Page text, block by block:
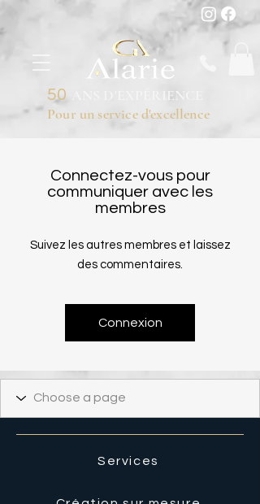
50
ANS D'EXPÉRIENCE
Pour un service d'excellence
Connectez-vous pour
communiquer avec les
membres
Suivez les autres membres et laissez
des commentaires.
Connexion
Services